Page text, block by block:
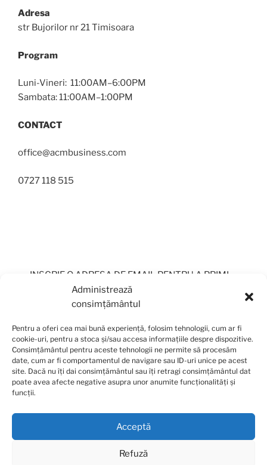
Administrează
consimțământul
Pentru a oferi cea mai bună experiență, folosim tehnologii, cum ar fi
cookie-uri, pentru a stoca și/sau accesa informațiile despre dispozitive.
Consimțământul pentru aceste tehnologii ne permite să procesăm
date, cum ar fi comportamentul de navigare sau ID-uri unice pe acest
site. Dacă nu îți dai consimțământul sau îți retragi consimțământul dat
poate avea afecte negative asupra unor anumite funcționalități și
funcții.
Acceptă
Refuză
Adresa
str Bujorilor nr 21 Timisoara
Program
Luni-Vineri: 11:00AM–6:00PM
Sambata: 11:00AM–1:00PM
CONTACT
office@acmbusiness.com
0727 118 515
INSCRIE O ADRESA DE EMAIL PENTRU A PRIMI
PERIODIC OFERTE